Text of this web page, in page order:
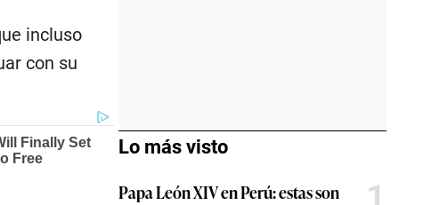
incluso
con su
Lo más visto
Papa León XIV en Perú: estas son